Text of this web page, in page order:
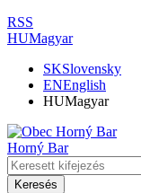
RSS
HUMagyar
SKSlovensky
ENEnglish
HUMagyar
Horný Bar
Keresés